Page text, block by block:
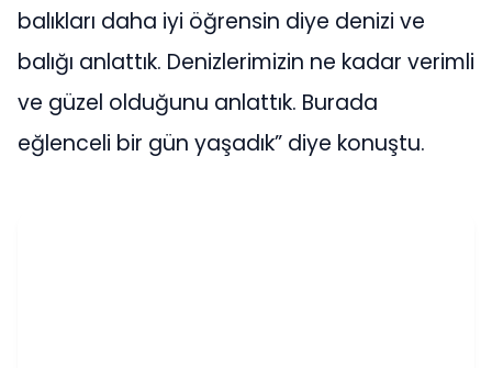
balıkları daha iyi öğrensin diye denizi ve
balığı anlattık. Denizlerimizin ne kadar verimli
ve güzel olduğunu anlattık. Burada
eğlenceli bir gün yaşadık” diye konuştu.